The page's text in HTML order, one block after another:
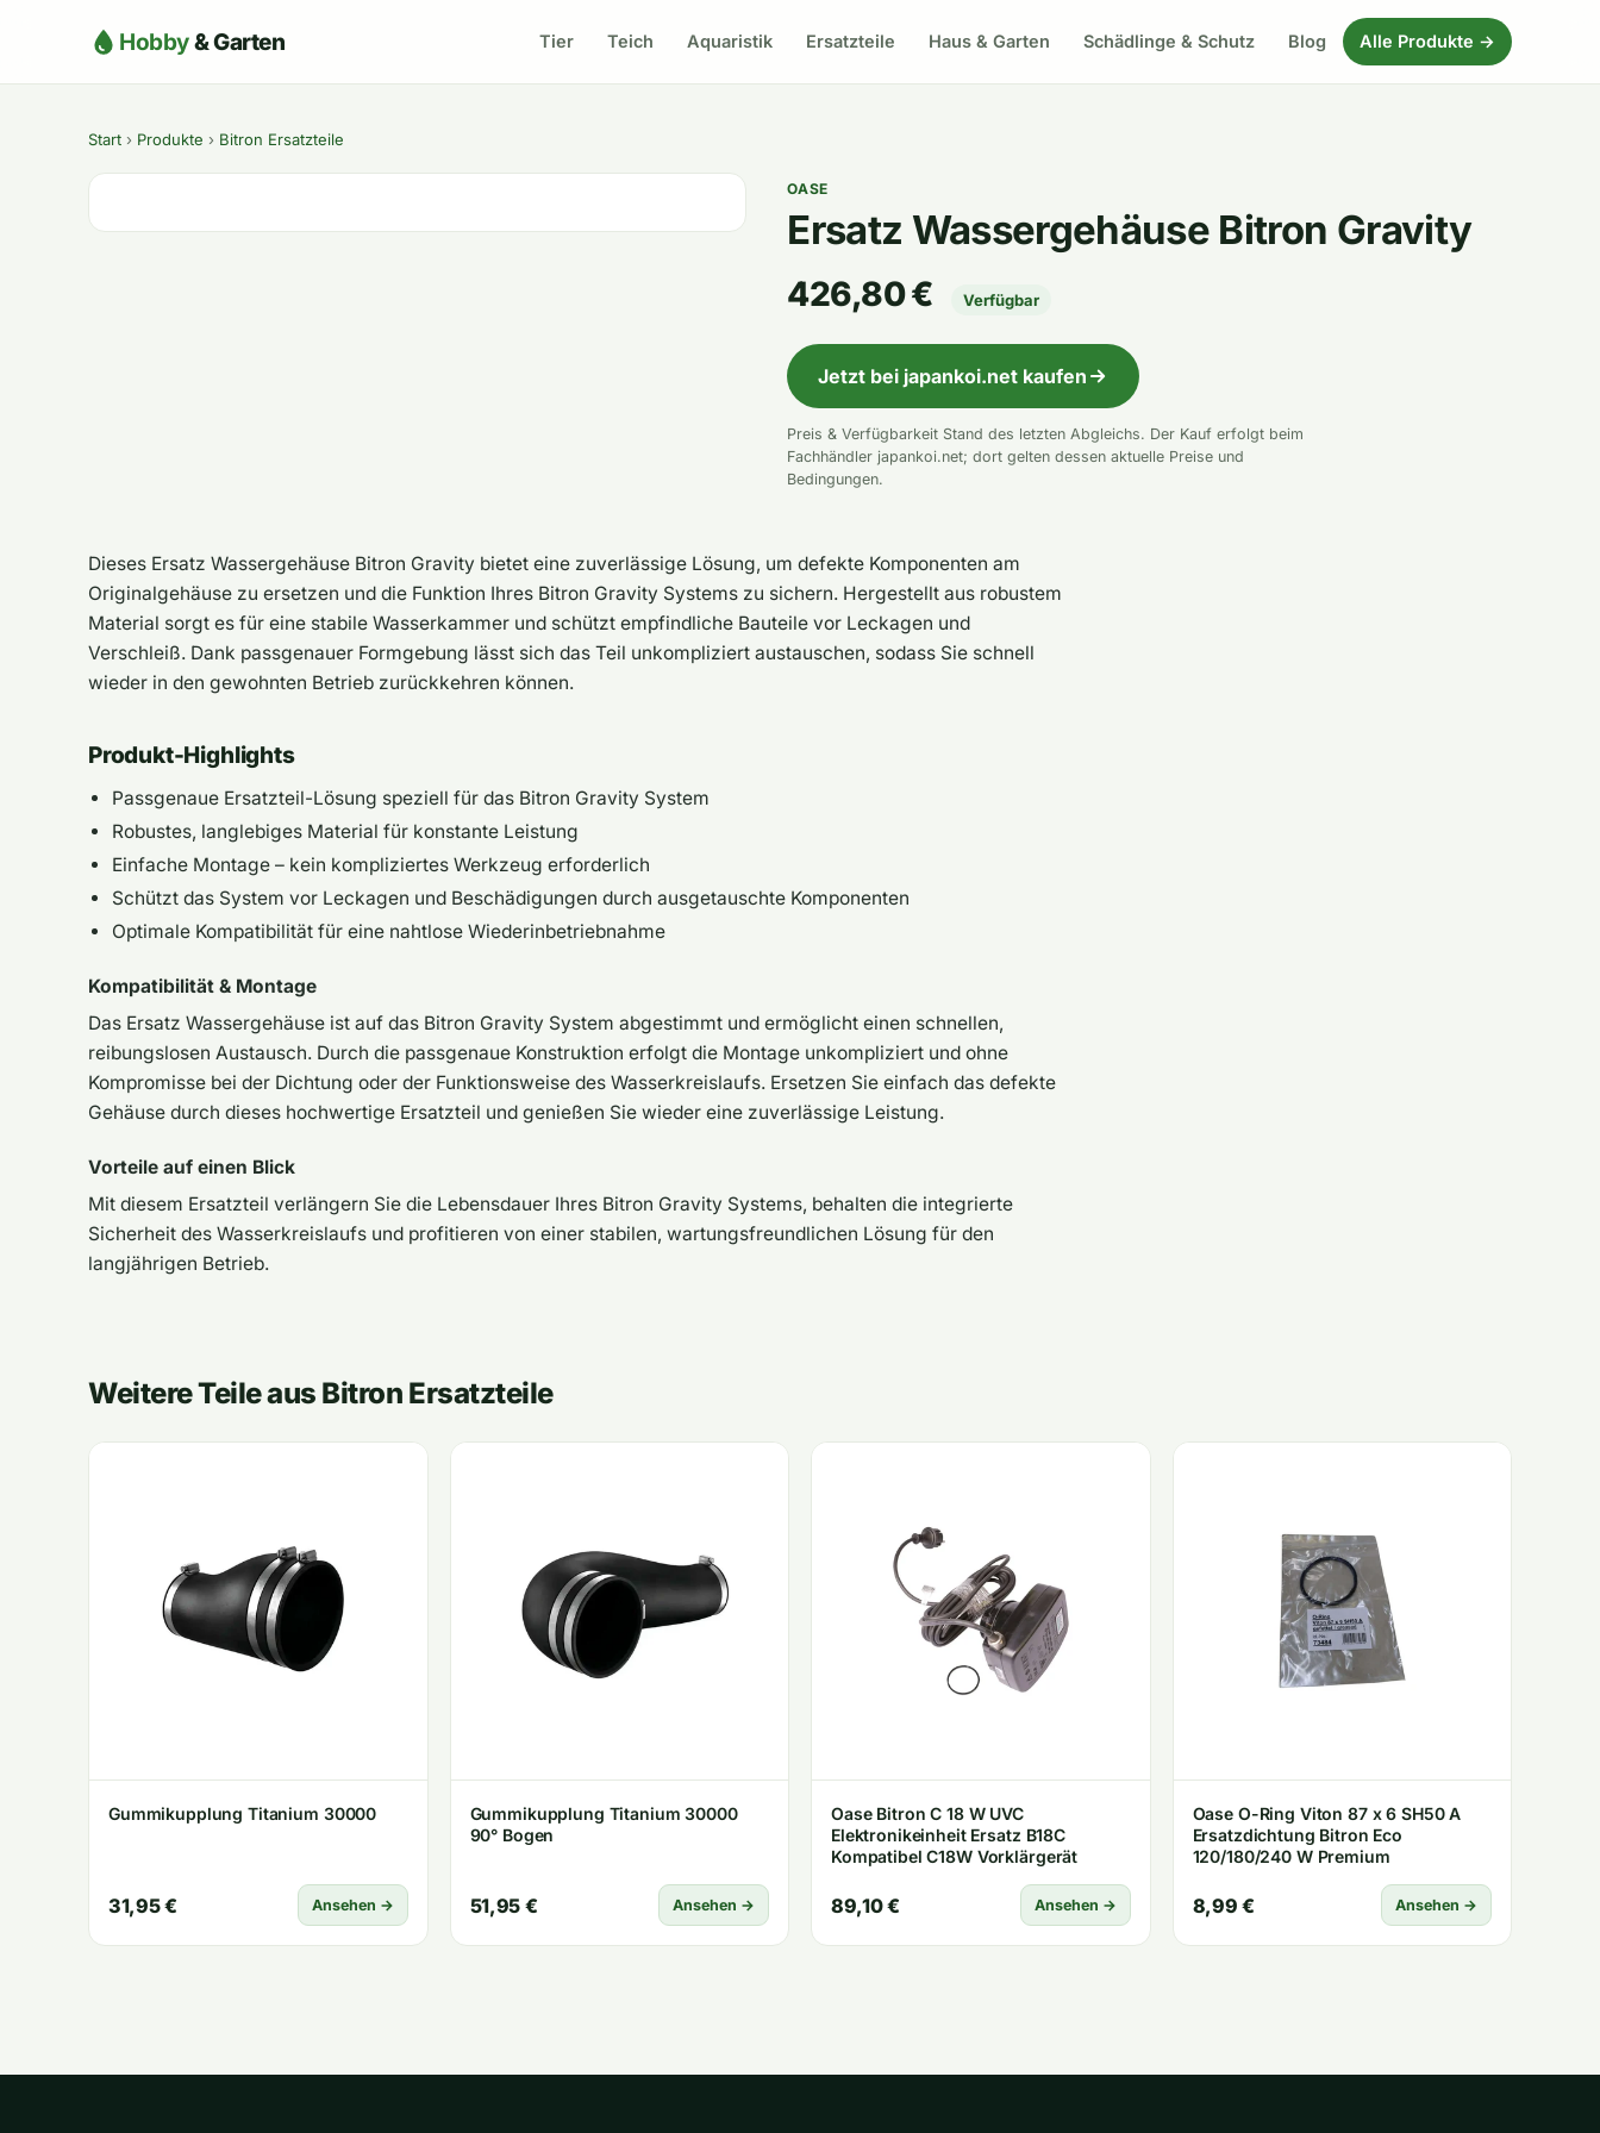
Hobby& Garten Tier Teich Aquaristik Ersatzteile Haus & Garten Schädlinge & Schutz Blog Alle Produkte →
Start › Produkte › Bitron Ersatzteile
OASE
Ersatz Wassergehäuse Bitron Gravity
426,80 € Verfügbar
Jetzt bei japankoi.net kaufen
Preis & Verfügbarkeit Stand des letzten Abgleichs. Der Kauf erfolgt beim
Fachhändler japankoi.net; dort gelten dessen aktuelle Preise und
Bedingungen.
Dieses Ersatz Wassergehäuse Bitron Gravity bietet eine zuverlässige Lösung, um defekte Komponenten am
Originalgehäuse zu ersetzen und die Funktion Ihres Bitron Gravity Systems zu sichern. Hergestellt aus robustem
Material sorgt es für eine stabile Wasserkammer und schützt empfindliche Bauteile vor Leckagen und
Verschleiß. Dank passgenauer Formgebung lässt sich das Teil unkompliziert austauschen, sodass Sie schnell
wieder in den gewohnten Betrieb zurückkehren können.
Produkt-Highlights
Passgenaue Ersatzteil-Lösung speziell für das Bitron Gravity System
Robustes, langlebiges Material für konstante Leistung
Einfache Montage – kein kompliziertes Werkzeug erforderlich
Schützt das System vor Leckagen und Beschädigungen durch ausgetauschte Komponenten
Optimale Kompatibilität für eine nahtlose Wiederinbetriebnahme
Kompatibilität & Montage
Das Ersatz Wassergehäuse ist auf das Bitron Gravity System abgestimmt und ermöglicht einen schnellen,
reibungslosen Austausch. Durch die passgenaue Konstruktion erfolgt die Montage unkompliziert und ohne
Kompromisse bei der Dichtung oder der Funktionsweise des Wasserkreislaufs. Ersetzen Sie einfach das defekte
Gehäuse durch dieses hochwertige Ersatzteil und genießen Sie wieder eine zuverlässige Leistung.
Vorteile auf einen Blick
Mit diesem Ersatzteil verlängern Sie die Lebensdauer Ihres Bitron Gravity Systems, behalten die integrierte
Sicherheit des Wasserkreislaufs und profitieren von einer stabilen, wartungsfreundlichen Lösung für den
langjährigen Betrieb.
Weitere Teile aus Bitron Ersatzteile
Gummikupplung Titanium 30000
31,95 € Ansehen →
Gummikupplung Titanium 30000
90° Bogen
51,95 € Ansehen →
Oase Bitron C 18 W UVC
Elektronikeinheit Ersatz B18C
Kompatibel C18W Vorklärgerät
89,10 € Ansehen →
Oase O-Ring Viton 87 x 6 SH50 A
Ersatzdichtung Bitron Eco
120/180/240 W Premium
8,99 € Ansehen →